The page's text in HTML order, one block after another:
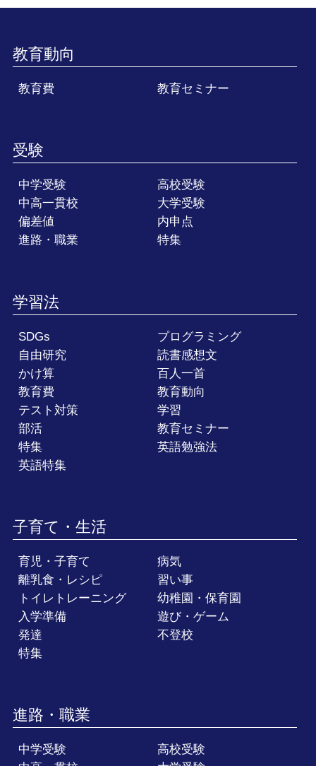
教育動向
教育費 教育セミナー
受験
中学受験
高校受験
中高一貫校
大学受験
偏差値
内申点
進路・職業
特集
学習法
SDGs
プログラミング
自由研究
読書感想文
かけ算
百人一首
教育費
教育動向
テスト対策
学習
部活
教育セミナー
特集
英語勉強法
英語特集
子育て・生活
育児・子育て
病気
離乳食・レシピ
習い事
トイレトレーニング
幼稚園・保育園
入学準備
遊び・ゲーム
発達
不登校
特集
進路・職業
中学受験
高校受験